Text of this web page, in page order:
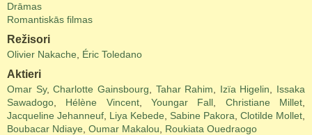
Drāmas
Romantiskās filmas
Režisori
Olivier Nakache Éric Toledano
Aktieri
Omar Sy,Charlotte Gainsbourg Tahar Rahim Izïa Higelin
Issaka
Sawadogo
Hélène Vincent,Youngar Fall Christiane Millet
Jacqueline Jehanneuf Liya Kebede Sabine Pakora Clotilde Mollet
Boubacar Ndiaye Oumar Makalou Roukiata Ouedraogo